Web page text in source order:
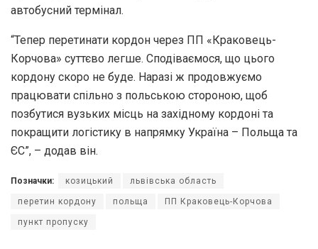
автобусний термінал.
“Тепер перетинати кордон через ПП «Краковець-
Корчова» суттєво легше. Сподіваємося, що цього
кордону скоро не буде. Наразі ж продовжуємо
працювати спільно з польською стороною, щоб
позбутися вузьких місць на західному кордоні та
покращити логістику в напрямку Україна – Польща та
ЄС”, – додав він.
Позначки: козицький львівська область
перетин кордону польща ПП Краковець-Корчова
пункт пропуску